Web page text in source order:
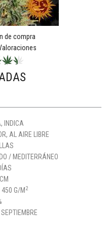
de compra
INDICA
AL AIRE LIBRE
/ MEDITERRÁNEO
450 G/M 2